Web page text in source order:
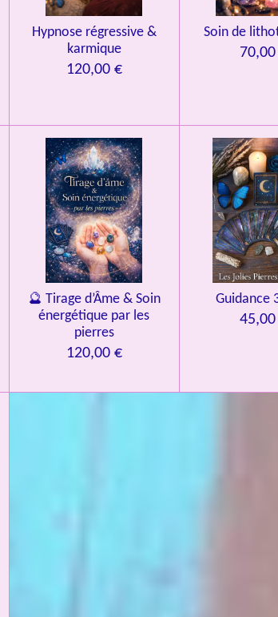
Hypnose régressive &
karmique
120,00 €
Soin de
🔮 Tirage d’Âme & Soin
énergétique par les
pierres
120,00 €
Guidance